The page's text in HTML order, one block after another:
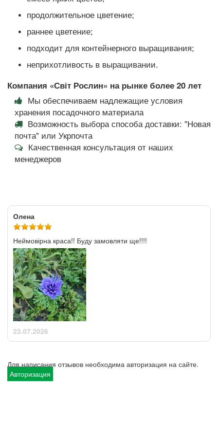
продолжительное цветение;
раннее цветение;
подходит для контейнерного выращивания;
неприхотливость в выращивании.
Компания «Світ Рослин» на рынке более 20 лет
Мы обеспечиваем надлежащие условия
хранения посадочного материала
Возможность выбора способа доставки: "Новая
почта" или Укрпочта
Качественная консультация от наших
менеджеров
Олена
Неймовірна краса!! Буду замовляти ще!!!!
23.07.2026
Для написания отзывов необходима авторизация на сайте.
Авторизация